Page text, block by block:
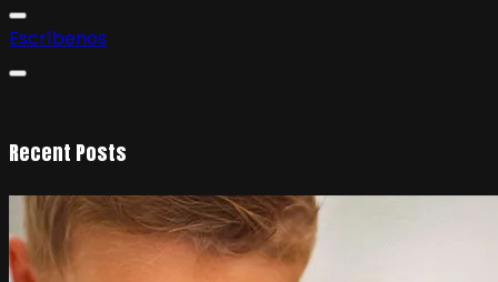
Escríbenos
Recent Posts